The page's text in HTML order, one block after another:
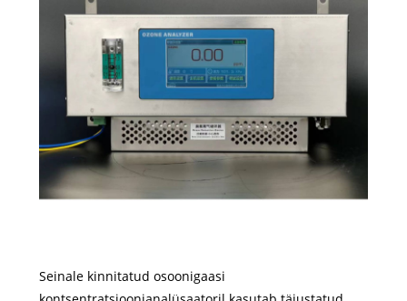
Seinale kinnitatud osoonigaasi